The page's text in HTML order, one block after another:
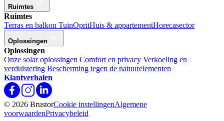
Ruimtes
Ruimtes
Terras en balkon TuinOpritHuis & appartementHorecasector
Oplossingen
Oplossingen
Onze solar oplossingen Comfort en privacy Verkoeling en
verduistering Bescherming tegen de natuurelementen
Klantverhalen
© 2026 BrustorCookie instellingenAlgemene
voorwaardenPrivacybeleid